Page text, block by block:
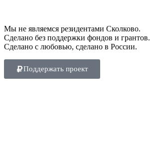
Мы не являемся резидентами Сколково.
Сделано без поддержки фондов и грантов.
Сделано с любовью, сделано в России.
Поддержать проект